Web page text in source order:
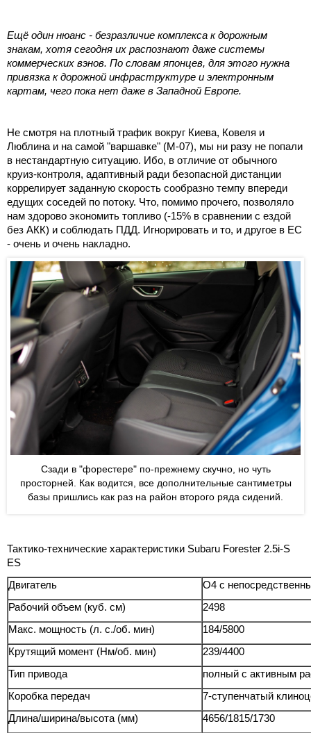
Ещё один нюанс - безразличие комплекса к дорожным
знакам, хотя сегодня их распознают даже системы
коммерческих вэнов. По словам японцев, для этого нужна
привязка к дорожной инфраструктуре и электронным
картам, чего пока нет даже в Западной Европе.
Не смотря на плотный трафик вокруг Киева, Ковеля и
Люблина и на самой "варшавке" (M-07), мы ни разу не попали
в нестандартную ситуацию. Ибо, в отличие от обычного
круиз-контроля, адаптивный ради безопасной дистанции
коррелирует заданную скорость сообразно темпу впереди
едущих соседей по потоку. Что, помимо прочего, позволяло
нам здорово экономить топливо (-15% в сравнении с ездой
без АКК) и соблюдать ПДД. Игнорировать и то, и другое в ЕС
- очень и очень накладно.
Сзади в "форестере" по-прежнему скучно, но чуть
просторней. Как водится, все дополнительные сантиметры
базы пришлись как раз на район второго ряда сидений.
Тактико-технические характеристики Subaru Forester 2.5i-S
ES
Двигатель
О4 с
Рабочий объем (куб. см)
2498
Макс. мощность (л. с./об. мин)
184/5800
Крутящий момент (Нм/об. мин)
239/4400
Тип привода
полный с активным
Коробка передач
7-ступенчатый
Длина/ширина/высота (мм)
4656/1815/1730